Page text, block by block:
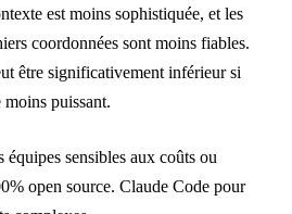
est moins sophistiquée, et les
coordonnées sont moins fiables.
être significativement inférieur si
puissant.
sensibles aux coûts ou
open source. Claude Code pour